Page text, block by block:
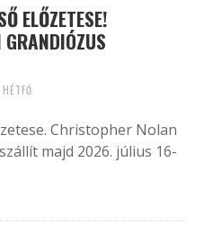
ELŐZETESE!
Christopher Nolan
majd 2026. július 16-